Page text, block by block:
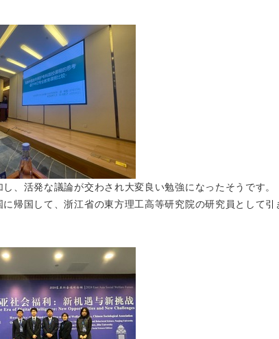
、活発な議論が交わされ大変良い勉強になったそうです。
帰国して、浙江省の東方理工高等研究院の研究員として引